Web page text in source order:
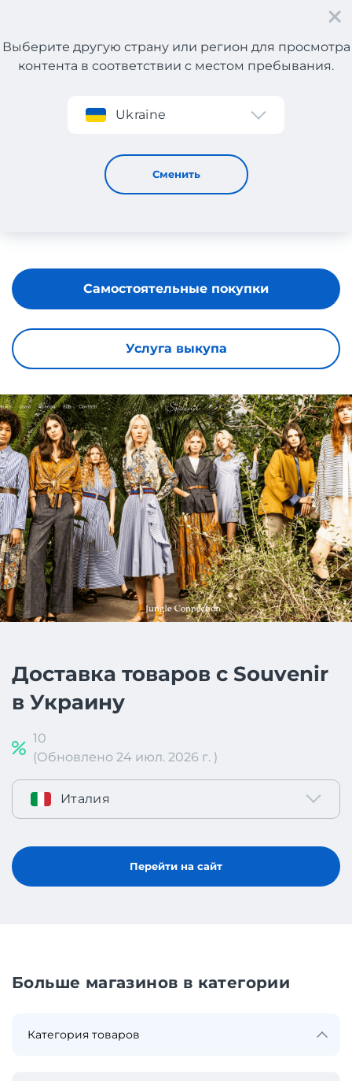
Регистрация
Выберите другую страну или регион для просмотра
контента в соответствии с местом пребывания.
Ukraine
Сменить
Souvenir
Услуга выкупа
Самостоятельные покупки
Доставка товаров с Souvenir
в Украину
10
(Обновлено 24 июл. 2026 г. )
Италия
Перейти на сайт
Больше магазинов в категории